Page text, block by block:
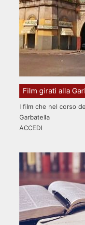
Film girati alla
I film che nel corso
Garbatella
ACCEDI